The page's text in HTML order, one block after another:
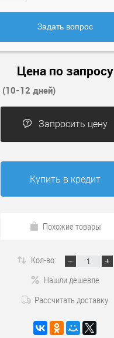
Задать вопрос
Цена по запросу
(10-12 дней)
Запросить цену
Купить в кредит
Похожие товары
Кол-во:
Нашли дешевле
Рассчитать доставку